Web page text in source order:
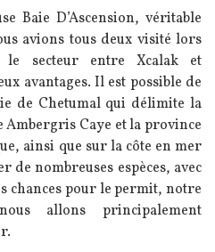
Baie D’Ascension, véritable
avions tous deux visité lors
le secteur entre Xcalak et
avantages. Il est possible de
de Chetumal qui délimite la
Caye et la province
ainsi que sur la côte en mer
de nombreuses espèces, avec
chances pour le permit, notre
allons principalement